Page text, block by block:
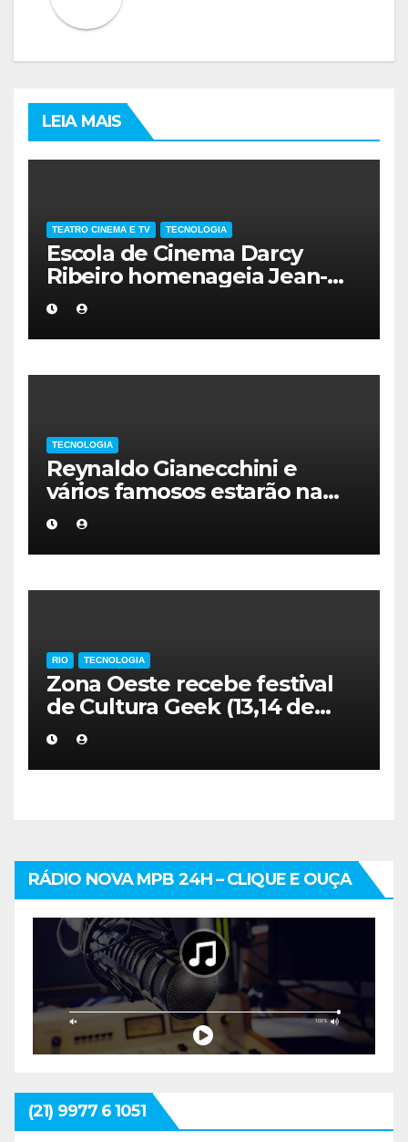
LEIA MAIS
TEATRO CINEMA E TV TECNOLOGIA
Escola de Cinema Darcy
Ribeiro homenageia Jean-
Claude Bernardet
TECNOLOGIA
Reynaldo Gianecchini e
vários famosos estarão na
Mostra de Cinema Brasil
China
RIO TECNOLOGIA
Zona Oeste recebe festival
de Cultura Geek (13,14 de
setembro)
RÁDIO NOVA MPB 24H – CLIQUE E OUÇA
(21) 9977 6 1051